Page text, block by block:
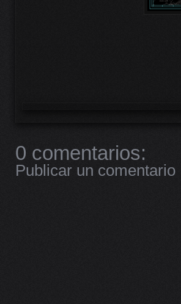
0 comentarios:
Publicar un comentario